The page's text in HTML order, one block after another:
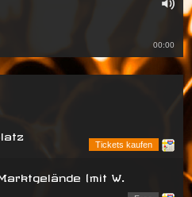
00:00
Tickets kaufen
(mit W.